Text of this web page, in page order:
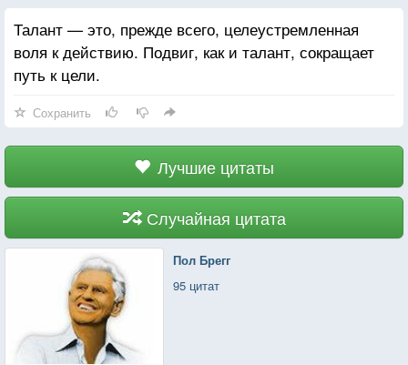
Талант — это, прежде всего, целеустремленная
воля к действию. Подвиг, как и талант, сокращает
путь к цели.
Сохранить
Лучшие цитаты
Случайная цитата
Пол Брегг
95 цитат